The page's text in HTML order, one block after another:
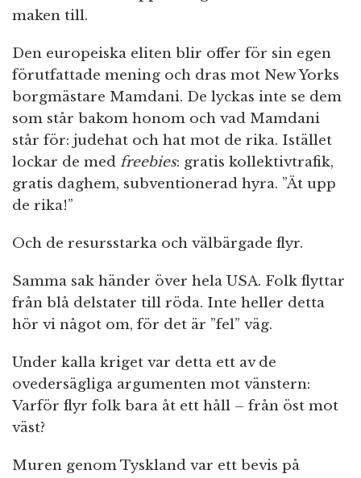
maken till.
Den europeiska eliten blir offer för sin egen
förutfattade mening och dras mot New Yorks
borgmästare Mamdani. De lyckas inte se dem
som står bakom honom och vad Mamdani
står för: judehat och hat mot de rika. Istället
lockar de med freebies: gratis kollektivtrafik,
gratis daghem, subventionerad hyra. ”Ät upp
de rika!”
Och de resursstarka och välbärgade flyr.
Samma sak händer över hela USA. Folk flyttar
från blå delstater till röda. Inte heller detta
hör vi något om, för det är ”fel” väg.
Under kalla kriget var detta ett av de
ovedersägliga argumenten mot vänstern:
Varför flyr folk bara åt ett håll – från öst mot
väst?
Muren genom Tyskland var ett bevis på